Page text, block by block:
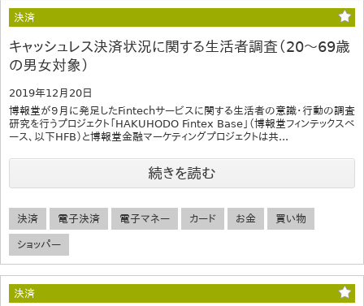
決済
キャッシュレス決済状況に関する生活者調査（20～69歳
の男女対象）
2019年12月20日
博報堂が９月に発足したFintechサービスに関する生活者の意識・行動の調査
研究を行うプロジェクト「HAKUHODO Fintex Base」（博報堂フィンテックスベ
ース、以下HFB）と博報堂金融マーケティングプロジェクトは共...
続きを読む
決済 電子決済 電子マネー カード お金 買い物
ショッパー
決済